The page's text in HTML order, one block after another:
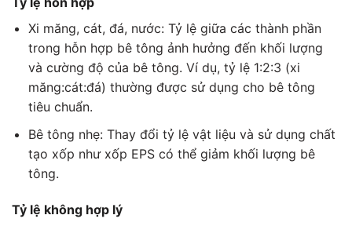
Xi măng, cát, đá, nước: Tỷ lệ giữa các thành phần
trong hỗn hợp bê tông ảnh hưởng đến khối lượng
và cường độ của bê tông. Ví dụ, tỷ lệ 1:2:3 (xi
măng:cát:đá) thường được sử dụng cho bê tông
tiêu chuẩn.
Bê tông nhẹ: Thay đổi tỷ lệ vật liệu và sử dụng chất
tạo xốp như xốp EPS có thể giảm khối lượng bê
tông.
Tỷ lệ không hợp lý